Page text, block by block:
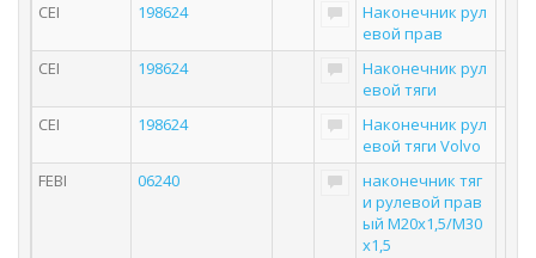
CEI
198624
Наконечник рул
евой прав
CEI
198624
Наконечник рул
евой тяги
CEI
198624
Наконечник рул
евой тяги Volvo
FEBI
06240
наконечник тяг
и рулевой прав
ый М20х1,5/М30
х1,5